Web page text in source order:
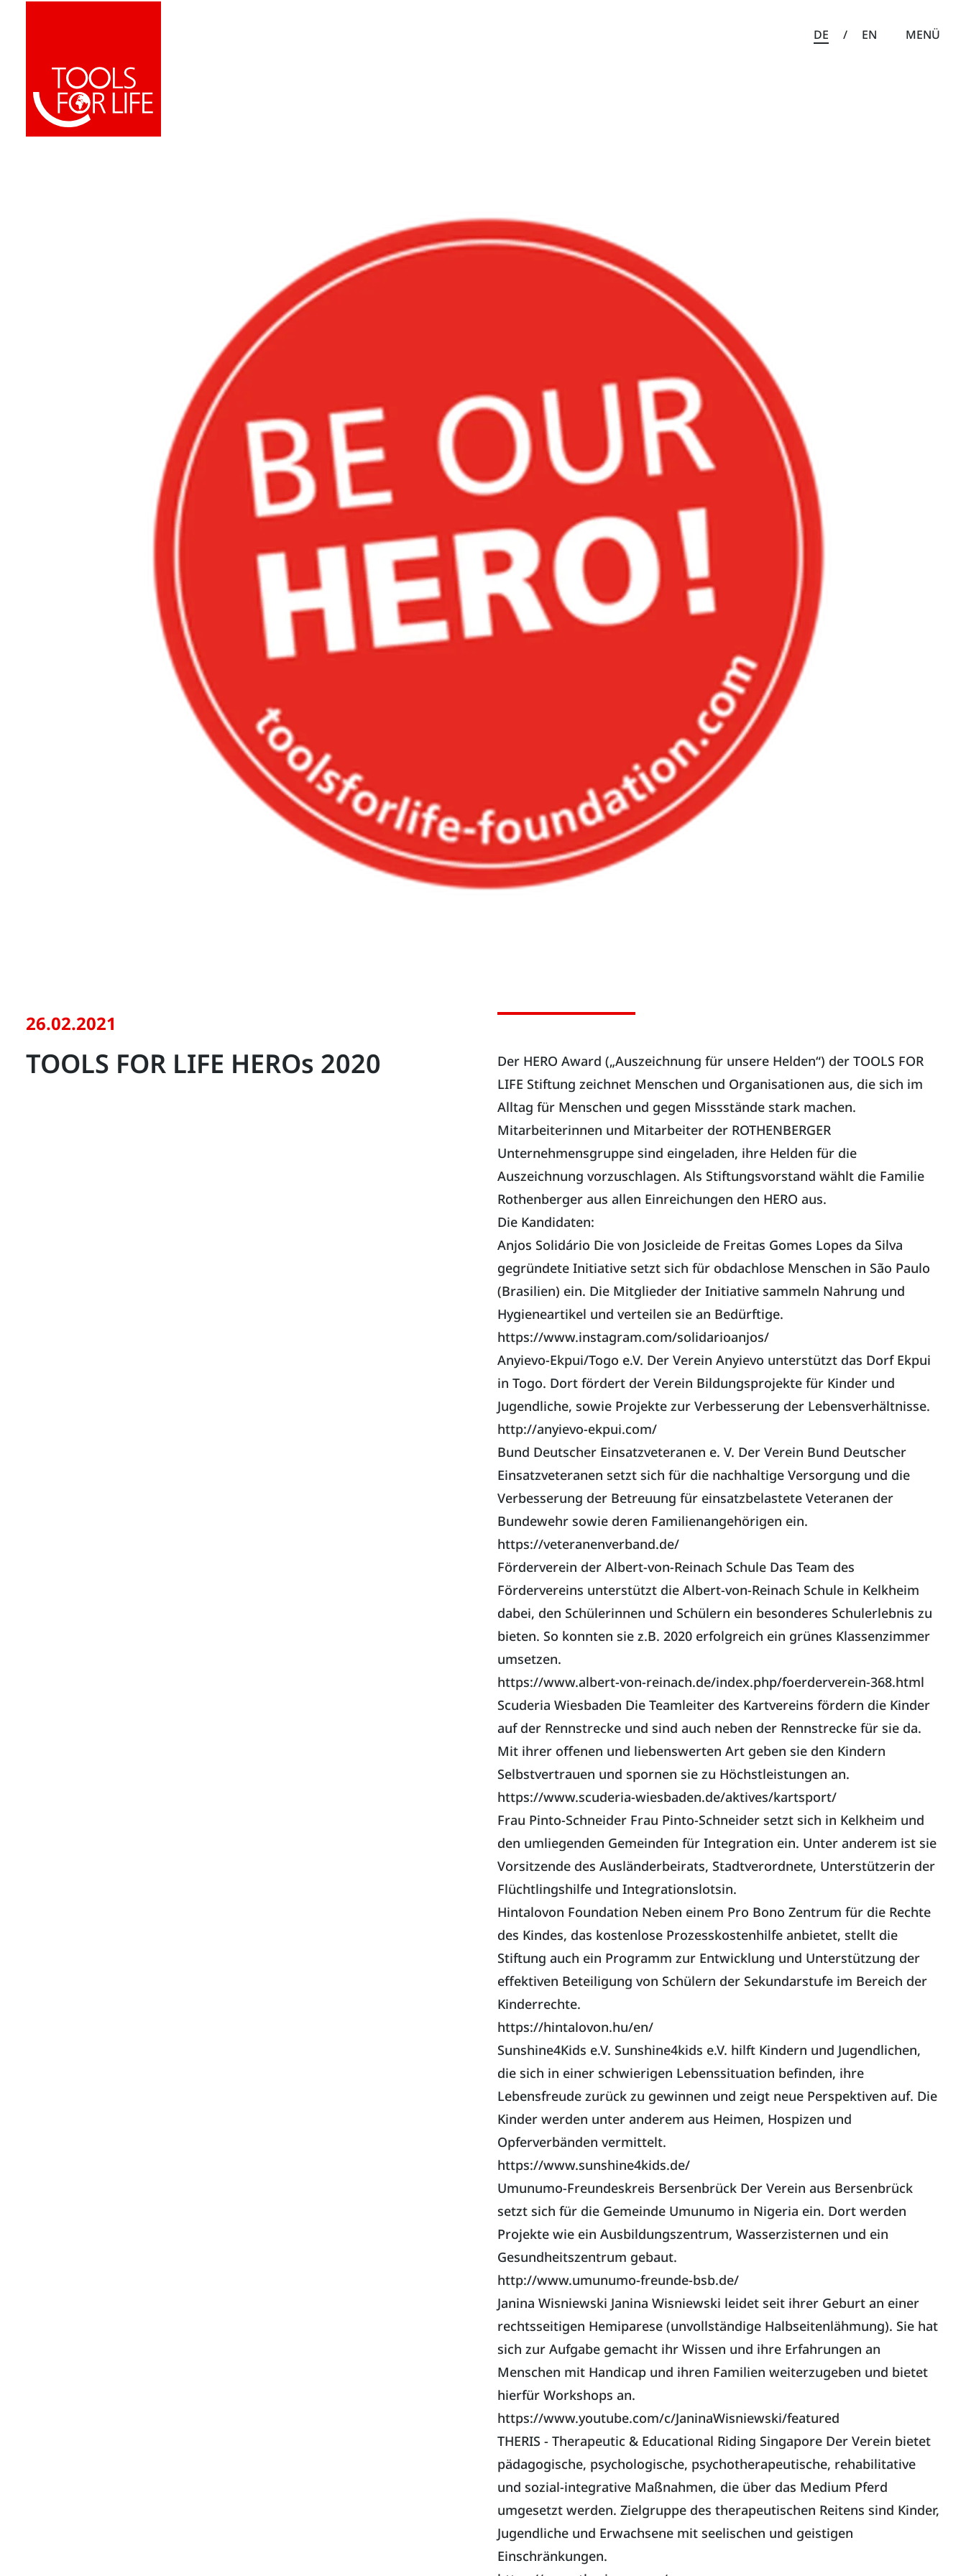
DE / EN MENÜ
26.02.2021
TOOLS FOR LIFE HEROs 2020
Der HERO Award („Auszeichnung für unsere Helden“) der TOOLS FOR
LIFE Stiftung zeichnet Menschen und Organisationen aus, die sich im
Alltag für Menschen und gegen Missstände stark machen.
Mitarbeiterinnen und Mitarbeiter der ROTHENBERGER
Unternehmensgruppe sind eingeladen, ihre Helden für die
Auszeichnung vorzuschlagen. Als Stiftungsvorstand wählt die Familie
Rothenberger aus allen Einreichungen den HERO aus.
Die Kandidaten:
Anjos Solidário Die von Josicleide de Freitas Gomes Lopes da Silva
gegründete Initiative setzt sich für obdachlose Menschen in São Paulo
(Brasilien) ein. Die Mitglieder der Initiative sammeln Nahrung und
Hygieneartikel und verteilen sie an Bedürftige.
https://www.instagram.com/solidarioanjos/
Anyievo-Ekpui/Togo e.V. Der Verein Anyievo unterstützt das Dorf Ekpui
in Togo. Dort fördert der Verein Bildungsprojekte für Kinder und
Jugendliche, sowie Projekte zur Verbesserung der Lebensverhältnisse.
http://anyievo-ekpui.com/
Bund Deutscher Einsatzveteranen e. V. Der Verein Bund Deutscher
Einsatzveteranen setzt sich für die nachhaltige Versorgung und die
Verbesserung der Betreuung für einsatzbelastete Veteranen der
Bundewehr sowie deren Familienangehörigen ein.
https://veteranenverband.de/
Förderverein der Albert-von-Reinach Schule Das Team des
Fördervereins unterstützt die Albert-von-Reinach Schule in Kelkheim
dabei, den Schülerinnen und Schülern ein besonderes Schulerlebnis zu
bieten. So konnten sie z.B. 2020 erfolgreich ein grünes Klassenzimmer
umsetzen.
https://www.albert-von-reinach.de/index.php/foerderverein-368.html
Scuderia Wiesbaden Die Teamleiter des Kartvereins fördern die Kinder
auf der Rennstrecke und sind auch neben der Rennstrecke für sie da.
Mit ihrer offenen und liebenswerten Art geben sie den Kindern
Selbstvertrauen und spornen sie zu Höchstleistungen an.
https://www.scuderia-wiesbaden.de/aktives/kartsport/
Frau Pinto-Schneider Frau Pinto-Schneider setzt sich in Kelkheim und
den umliegenden Gemeinden für Integration ein. Unter anderem ist sie
Vorsitzende des Ausländerbeirats, Stadtverordnete, Unterstützerin der
Flüchtlingshilfe und Integrationslotsin.
Hintalovon Foundation Neben einem Pro Bono Zentrum für die Rechte
des Kindes, das kostenlose Prozesskostenhilfe anbietet, stellt die
Stiftung auch ein Programm zur Entwicklung und Unterstützung der
effektiven Beteiligung von Schülern der Sekundarstufe im Bereich der
Kinderrechte.
https://hintalovon.hu/en/
Sunshine4Kids e.V. Sunshine4kids e.V. hilft Kindern und Jugendlichen,
die sich in einer schwierigen Lebenssituation befinden, ihre
Lebensfreude zurück zu gewinnen und zeigt neue Perspektiven auf. Die
Kinder werden unter anderem aus Heimen, Hospizen und
Opferverbänden vermittelt.
https://www.sunshine4kids.de/
Umunumo-Freundeskreis Bersenbrück Der Verein aus Bersenbrück
setzt sich für die Gemeinde Umunumo in Nigeria ein. Dort werden
Projekte wie ein Ausbildungszentrum, Wasserzisternen und ein
Gesundheitszentrum gebaut.
http://www.umunumo-freunde-bsb.de/
Janina Wisniewski Janina Wisniewski leidet seit ihrer Geburt an einer
rechtsseitigen Hemiparese (unvollständige Halbseitenlähmung). Sie hat
sich zur Aufgabe gemacht ihr Wissen und ihre Erfahrungen an
Menschen mit Handicap und ihren Familien weiterzugeben und bietet
hierfür Workshops an.
https://www.youtube.com/c/JaninaWisniewski/featured
THERIS - Therapeutic & Educational Riding Singapore Der Verein bietet
pädagogische, psychologische, psychotherapeutische, rehabilitative
und sozial-integrative Maßnahmen, die über das Medium Pferd
umgesetzt werden. Zielgruppe des therapeutischen Reitens sind Kinder,
Jugendliche und Erwachsene mit seelischen und geistigen
Einschränkungen.